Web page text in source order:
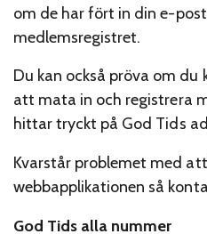
om de har fört in din e-
medlemsregistret.
Du kan också pröva om du
att mata in och registrera
hittar tryckt på God Tids
Kvarstår problemet med
webbapplikationen så
God Tids alla nummer